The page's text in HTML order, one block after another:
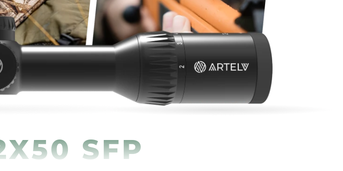
SFP